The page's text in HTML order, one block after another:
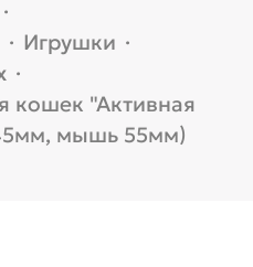
·
· Игрушки ·
·
кошек "Активная
мышь 55мм)